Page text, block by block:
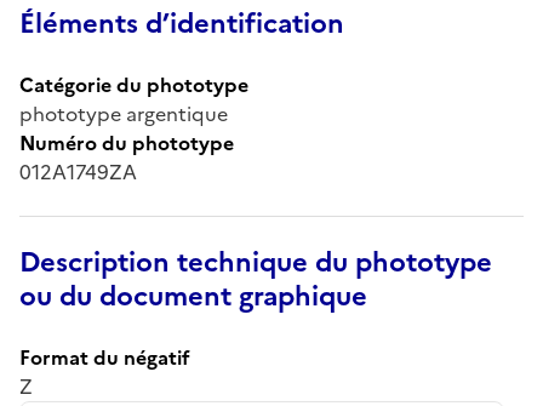
Éléments d’identification
Catégorie du phototype
phototype argentique
Numéro du phototype
012A1749ZA
Description technique du phototype
ou du document graphique
Format du négatif
Z